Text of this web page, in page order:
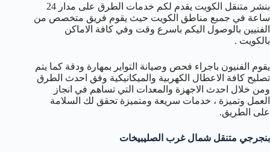
بنشر متنقل الكويت يقدم لكم خدمات الطرق على مدار 24
ساعة في جميع مناطق الكويت حيث يقوم فريق متخصص من
الفنيين بالوصول اليكم باسرع وقت وفي كافة الاماكن
بالكويت .
يقوم الفنيون باجراء فحص وصيانة التواير بمهارة ودقة كما يتم
تصليح كافة الاعطال الكهربية والميكانيكية وفق احدث الطرق
ومن خلال احدث الاجهزة والمعدات التي تساهم في انجاز
العمل وتميزة ، خدمات سريعة ومتميزة تحقق لك السلامة
على الطريق.
بنجرجي متنقل شمال غرب الصليبيخات